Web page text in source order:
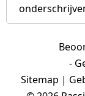
-
Sitemap |